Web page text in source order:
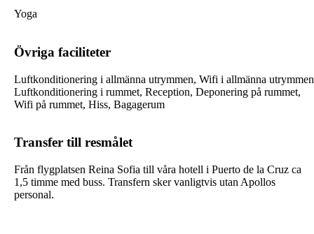
Yoga
Övriga faciliteter
Luftkonditionering i allmänna utrymmen, Wifi i allmänna
Luftkonditionering i rummet, Reception, Deponering på rummet,
Wifi på rummet, Hiss, Bagagerum
Transfer till resmålet
Från flygplatsen Reina Sofia till våra hotell i Puerto de la Cruz ca
1,5 timme med buss. Transfern sker vanligtvis utan Apollos
personal.